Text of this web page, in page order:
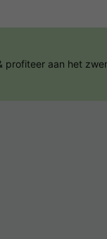
profiteer aan het